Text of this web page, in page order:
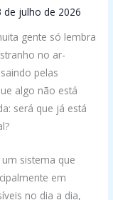
de julho de 2026
gente só lembra
no ar-
pelas
algo não está
será que já está
sistema que
em
no dia a dia,